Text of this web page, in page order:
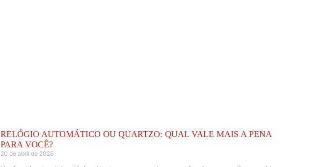
RELÓGIO AUTOMÁTICO OU QUARTZO: QUAL VALE MAIS A PENA
PARA VOCÊ?
20 de abril de 2026